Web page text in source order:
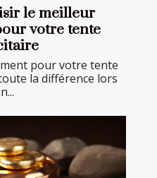
le meilleur
votre tente
pour votre tente
la différence lors